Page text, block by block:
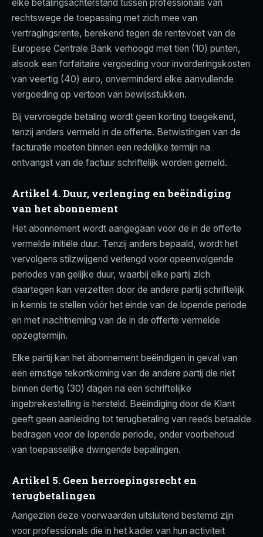
elke betalingsachterstand tussen professionals van
rechtswege de toepassing met zich mee van
vertragingsrente, berekend tegen de rentevoet van de
Europese Centrale Bank verhoogd met tien (10) punten,
alsook een forfaitaire vergoeding voor invorderingskosten
van veertig (40) euro, onverminderd elke aanvullende
vergoeding op vertoon van bewijsstukken.
Bij vervroegde betaling wordt geen korting toegekend,
tenzij anders vermeld in de offerte. Betwistingen van de
facturatie moeten binnen een redelijke termijn na
ontvangst van de factuur schriftelijk worden gemeld.
Artikel 4. Duur, verlenging en beëindiging
van het abonnement
Het abonnement wordt aangegaan voor de in de offerte
vermelde initiële duur. Tenzij anders bepaald, wordt het
vervolgens stilzwijgend verlengd voor opeenvolgende
periodes van gelijke duur, waarbij elke partij zich
daartegen kan verzetten door de andere partij schriftelijk
in kennis te stellen vóór het einde van de lopende periode
en met inachtneming van de in de offerte vermelde
opzegtermijn.
Elke partij kan het abonnement beëindigen in geval van
een ernstige tekortkoming van de andere partij die niet
binnen dertig (30) dagen na een schriftelijke
ingebrekestelling is hersteld. Beëindiging door de Klant
geeft geen aanleiding tot terugbetaling van reeds betaalde
bedragen voor de lopende periode, onder voorbehoud
van toepasselijke dwingende bepalingen.
Artikel 5. Geen herroepingsrecht en
terugbetalingen
Aangezien deze voorwaarden uitsluitend bestemd zijn
voor professionals die in het kader van hun activiteit